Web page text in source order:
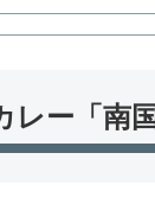
ー「南